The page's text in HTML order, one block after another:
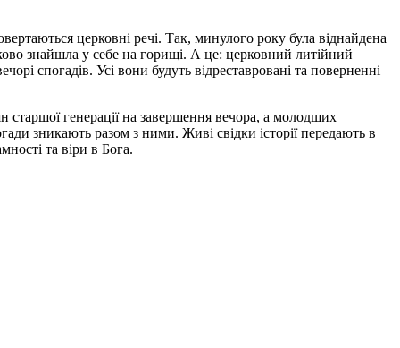
церковні речі. Так, минулого року була віднайдена
знайшла у себе на горищі. А це: церковний литійний
спогадів. Усі вони будуть відреставровані та поверненні
генерації на завершення вечора, а молодших
зникають разом з ними. Живі свідки історії передають в
та віри в Бога.